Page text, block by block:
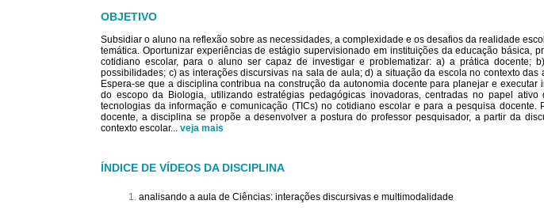
OBJETIVO
Subsidiar o aluno na reflexão sobre as necessidades, a complexidade e os desafios da realidade
temática. Oportunizar experiências de estágio supervisionado em instituições da educação básica,
cotidiano escolar, para o aluno ser capaz de investigar e problematizar: a) a prática docente;
possibilidades; c) as interações discursivas na sala de aula; d) a situação da escola no contexto
Espera-se que a disciplina contribua na construção da autonomia docente para planejar e
do escopo da Biologia, utilizando estratégias pedagógicas inovadoras, centradas no papel
tecnologias da informação e comunicação (TICs) no cotidiano escolar e para a pesquisa
docente, a disciplina se propõe a desenvolver a postura do professor pesquisador, a partir da
contexto escolar... veja mais
ÍNDICE DE VÍDEOS DA DISCIPLINA
analisando a aula de Ciências: interações discursivas e multimodalidade